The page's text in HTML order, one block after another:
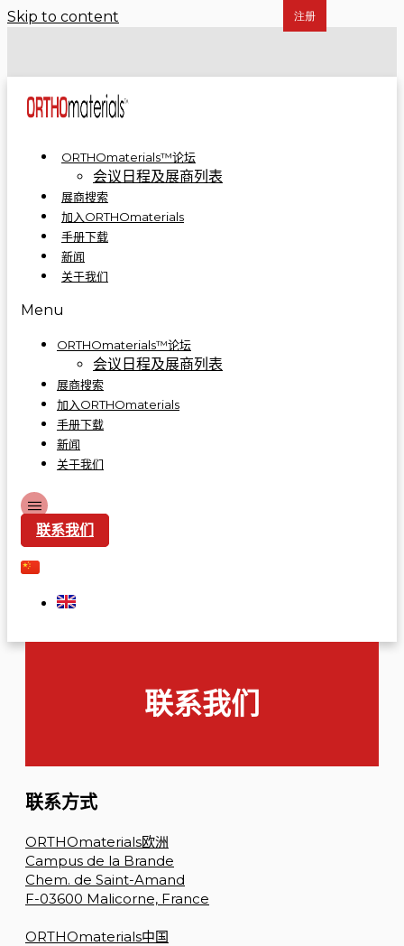
Skip to content
ORTHOmaterials™论坛
会议日程及展商列表
展商搜索
加入ORTHOmaterials
手册下载
新闻
关于我们
Menu
ORTHOmaterials™论坛
会议日程及展商列表
展商搜索
加入ORTHOmaterials
手册下载
新闻
关于我们
联系我们
联系我们
联系方式
ORTHOmaterials欧洲
Campus de la Brande
Chem. de Saint-Amand
F-03600 Malicorne, France
ORTHOmaterials中国